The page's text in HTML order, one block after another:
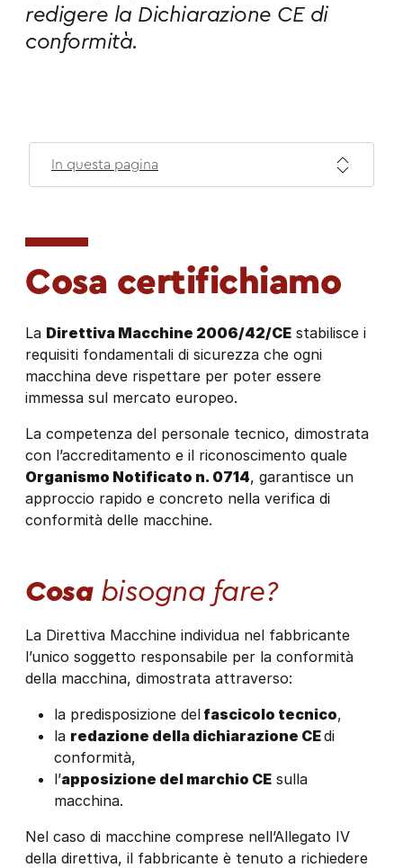
redigere la Dichiarazione CE di
conformità.
In questa pagina
Cosa certifichiamo
La Direttiva Macchine 2006/42/CE stabilisce i
requisiti fondamentali di sicurezza che ogni
macchina deve rispettare per poter essere
immessa sul mercato europeo.
La competenza del personale tecnico, dimostrata
con l’accreditamento e il riconoscimento quale
Organismo Notificato n. 0714, garantisce un
approccio rapido e concreto nella verifica di
conformità delle macchine.
Cosabisogna fare?
La Direttiva Macchine individua nel fabbricante
l’unico soggetto responsabile per la conformità
della macchina, dimostrata attraverso:
la predisposizione del fascicolo tecnico,
la redazione della dichiarazione CEdi
conformità,
l’apposizione del marchio CE sulla
macchina.
Nel caso di macchine comprese nell’Allegato IV
della direttiva, il fabbricante è tenuto a richiedere